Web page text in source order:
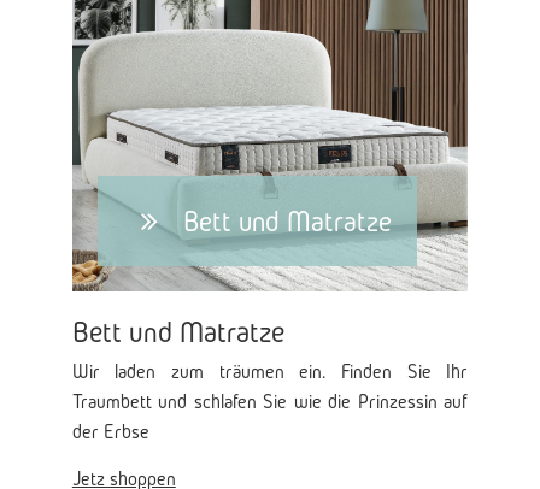
Bett und Matratze
Bett und Matratze
Wir laden zum träumen ein. Finden Sie Ihr
Traumbett und schlafen Sie wie die Prinzessin auf
der Erbse
Jetz shoppen